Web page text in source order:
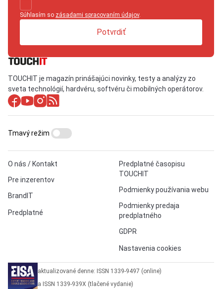
Súhlasím so zásadami spracovaním údajov.
Potvrdiť
TOUCHIT je magazín prinášajúci novinky, testy a analýzy zo
sveta technológií, hardvéru, softvéru či mobilných operátorov.
O nás / Kontakt
Pre inzerentov
BrandIT
Predplatné
Predplatné časopisu
TOUCHIT
Podmienky používania webu
Podmienky predaja
predplatného
GDPR
Nastavenia cookies
Tmavý režim
aktualizované denne: ISSN 1339-9497 (online)
a ISSN 1339-939X (tlačené vydanie)